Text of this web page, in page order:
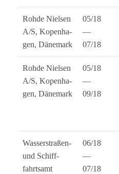
Rohde Niel­sen
A/S, Kopen­ha­
gen, Dänemark
05/18
—
07/18
Rohde Niel­sen
A/S, Kopen­ha­
gen, Dänemark
05/18
—
09/18
Was­ser­stra­ßen-
und Schiff­
fahrts­amt
06/18
—
07/18